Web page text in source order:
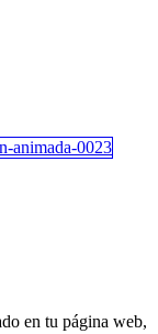
en tu página web,